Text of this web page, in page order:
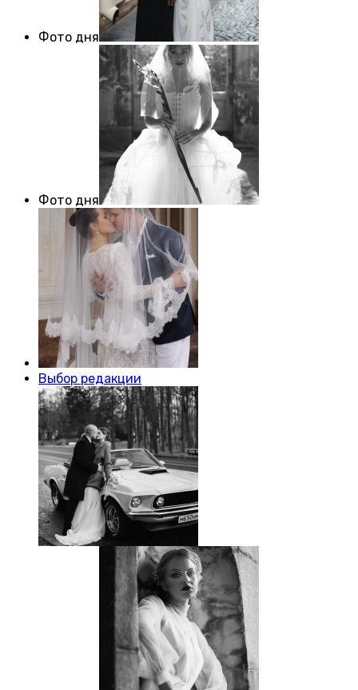
Фото дня
Фото дня
Выбор редакции